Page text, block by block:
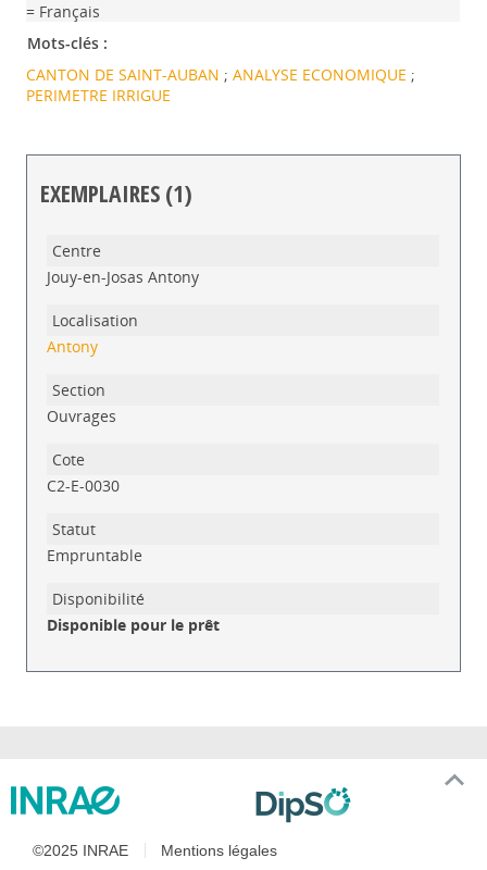
= Français
Mots-clés :
CANTON DE SAINT-AUBAN ;ANALYSE ECONOMIQUE ;
PERIMETRE IRRIGUE
EXEMPLAIRES (1)
Jouy-en-Josas Antony
Antony
Ouvrages
C2-E-0030
Empruntable
Disponible pour le prêt
©2025 INRAE Mentions légales